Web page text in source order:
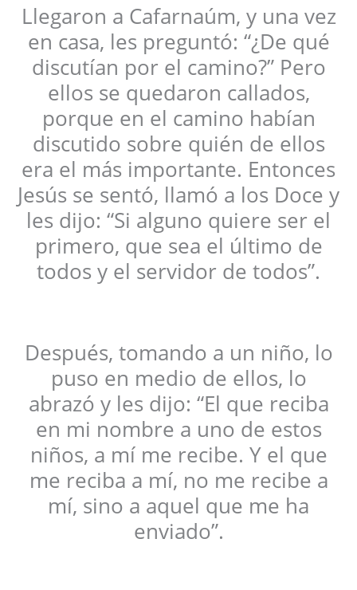
Llegaron a Cafarnaúm, y una vez
en casa, les preguntó: “¿De qué
discutían por el camino?” Pero
ellos se quedaron callados,
porque en el camino habían
discutido sobre quién de ellos
era el más importante. Entonces
Jesús se sentó, llamó a los Doce y
les dijo: “Si alguno quiere ser el
primero, que sea el último de
todos y el servidor de todos”.
Después, tomando a un niño, lo
puso en medio de ellos, lo
abrazó y les dijo: “El que reciba
en mi nombre a uno de estos
niños, a mí me recibe. Y el que
me reciba a mí, no me recibe a
mí, sino a aquel que me ha
enviado”.